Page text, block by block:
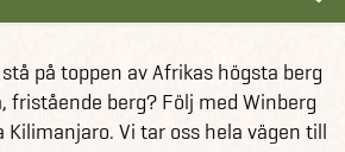
svensk
Trek till toppen av
Kilimanjaro
på toppen av Afrikas högsta berg
fristående berg? Följ med Winberg
Kilimanjaro. Vi tar oss hela vägen till